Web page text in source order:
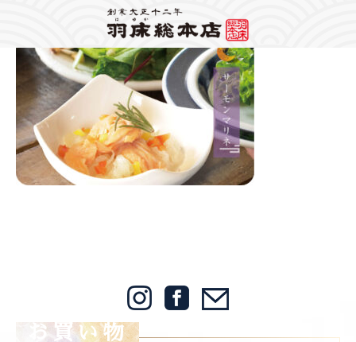
: foreach() argument must be of type array|object, bool given in
/home/mps1910/hayuka.jp/public_html/wp-
content/themes/hayuka/single.phpon line12
お買い物